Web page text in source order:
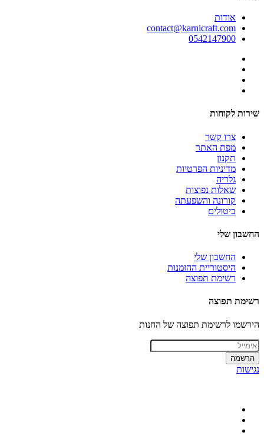
אודות
contact@karnicraft.com
0542147900
שירות לקוחות
צרו קשר
מפת האתר
תקנון
מדיניות הפרטיות
גלריה
שאלות נפוצות
קורונה והשפעתה
ביטולים
החשבון שלי
החשבון שלי
היסטוריית ההזמנות
רשימת תפוצה
רשימת תפוצה
הירשמו לרשימת תפוצה של החנות
הרשמה
נגישות